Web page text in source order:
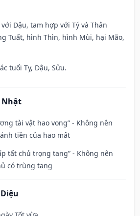
Dậu, tam hợp với Tý và Thân
Tuất, hình Thìn, hình Mùi, hại Mão,
tuổi Tỵ, Dậu, Sửu.
Nhật
tài vật hao vong” - Không nên
tiền của hao mất
tất chủ trọng tang” - Không nên
có trùng tang